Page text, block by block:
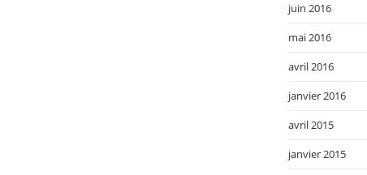
juin 2016
mai 2016
avril 2016
janvier 2016
avril 2015
janvier 2015